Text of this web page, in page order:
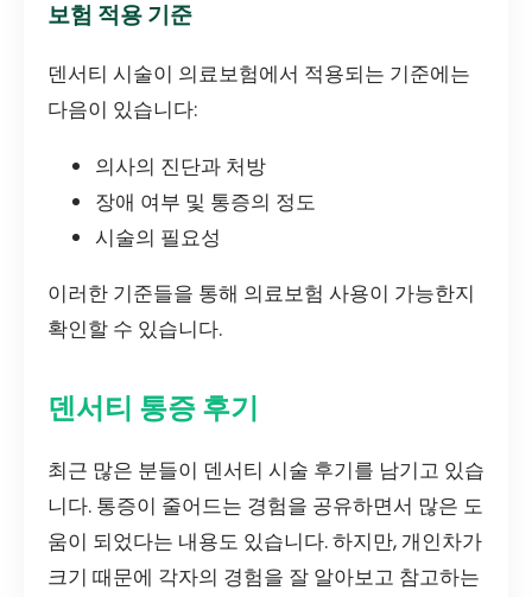
보험 적용 기준
덴서티 시술이 의료보험에서 적용되는 기준에는
다음이 있습니다:
의사의 진단과 처방
장애 여부 및 통증의 정도
시술의 필요성
이러한 기준들을 통해 의료보험 사용이 가능한지
확인할 수 있습니다.
덴서티 통증 후기
최근 많은 분들이 덴서티 시술 후기를 남기고 있습
니다. 통증이 줄어드는 경험을 공유하면서 많은 도
움이 되었다는 내용도 있습니다. 하지만, 개인차가
크기 때문에 각자의 경험을 잘 알아보고 참고하는